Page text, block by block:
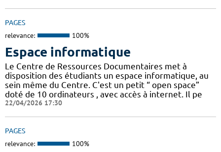
PAGES
relevance: 100%
Espace informatique
Le Centre de Ressources Documentaires met à
disposition des étudiants un espace informatique, au
sein même du Centre. C'est un petit “ open space”
doté de 10 ordinateurs , avec accès à internet. Il pe
22/04/2026 17:30
PAGES
relevance: 100%